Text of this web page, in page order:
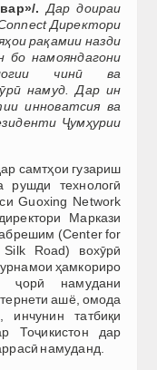
. Дар доираи
Директори
рақамии назди
бо намояндагони
чинӣ ва
намуд. Дар ин
инноватсия ва
Ҷумҳурии
самтҳои гузариш
рушди технологӣ
Guoxing Network
Маркази
(Center for
Road) вохӯрӣ
ҳамкориро
ҷорӣ намудани
ашё, омода
инчунин татбиқи
Тоҷикистон дар
намуданд.